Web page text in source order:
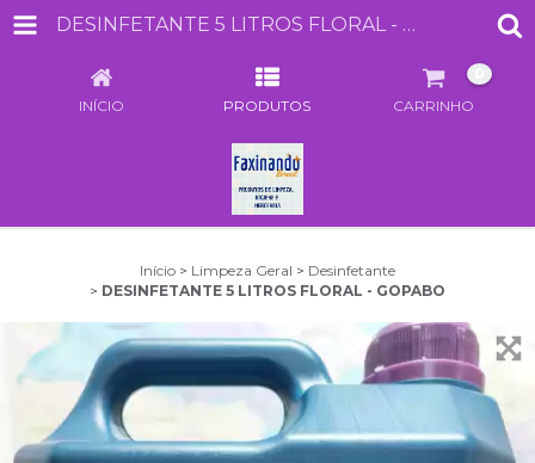
DESINFETANTE 5 LITROS FLORAL - GOPABO
INÍCIO PRODUTOS CARRINHO
Início > Limpeza Geral > Desinfetante
> DESINFETANTE 5 LITROS FLORAL - GOPABO